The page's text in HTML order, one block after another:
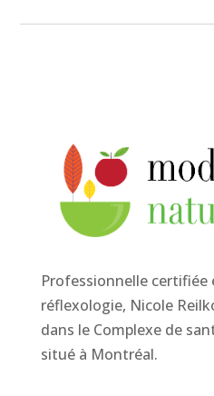
Professionnelle
réflexologie, Nicole
dans le Complexe de
situé à Montréal.